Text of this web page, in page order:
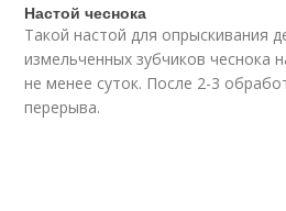
Настой чеснока
Такой настой для опрыскивания
измельченных зубчиков чеснока
не менее суток. После 2-3
перерыва.